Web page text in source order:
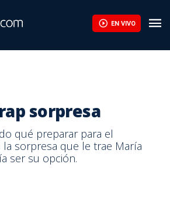
EN VIVO
sorpresa
qué preparar para el
sorpresa que le trae María
ser su opción.